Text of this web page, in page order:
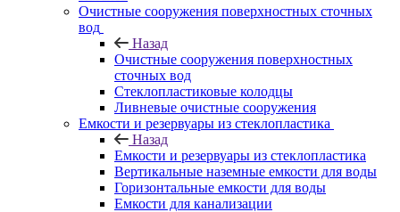
Очистные сооружения поверхностных сточных
вод
Назад
Очистные сооружения поверхностных
сточных вод
Стеклопластиковые колодцы
Ливневые очистные сооружения
Емкости и резервуары из стеклопластика
Назад
Емкости и резервуары из стеклопластика
Вертикальные наземные емкости для воды
Горизонтальные емкости для воды
Емкости для канализации